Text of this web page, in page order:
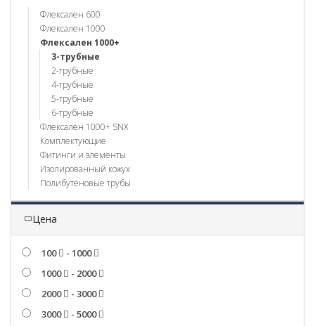
Флексален 600
Флексален 1000
Флексален 1000+
3-трубные
2-трубные
4-трубные
5-трубные
6-трубные
Флексален 1000+ SNX
Комплектующие
Фитинги и элементы
Изолированный кожух
Полибутеновые трубы
Цена
100
- 1000
1000
- 2000
2000
- 3000
3000
- 5000